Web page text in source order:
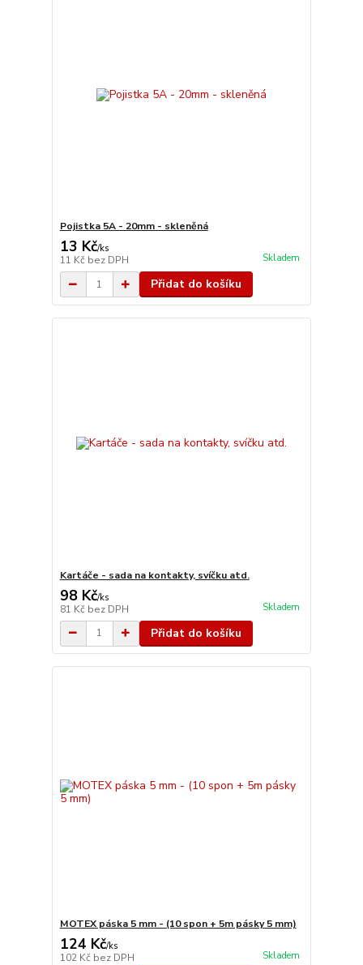
Pojistka 5A - 20mm - skleněná
13 Kč/ks
11 Kč bez DPH Skladem
Přidat do košíku
Kartáče - sada na kontakty, svíčku atd.
98 Kč/ks
81 Kč bez DPH Skladem
Přidat do košíku
MOTEX páska 5 mm - (10 spon + 5m pásky 5 mm)
124 Kč/ks
102 Kč bez DPH Skladem